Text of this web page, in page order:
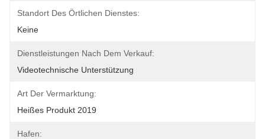
Standort Des Örtlichen Dienstes:
Keine
Dienstleistungen Nach Dem Verkauf:
Videotechnische Unterstützung
Art Der Vermarktung:
Heißes Produkt 2019
Hafen: